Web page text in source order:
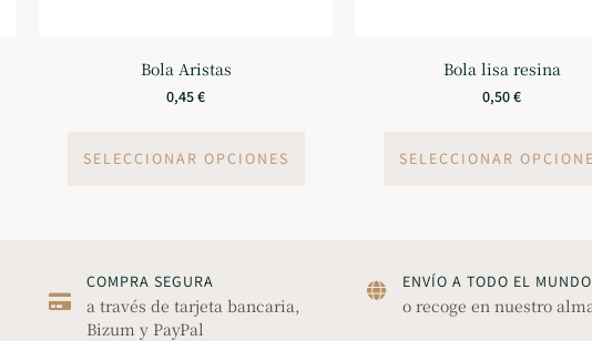
Bola Aristas
0,45€
SELECCIONAR OPCIONES
Bola lisa resina
0,50€
SELECCIONAR
COMPRA SEGURA
a través de tarjeta bancaria,
Bizum y PayPal
ENVÍO A TODO EL MUNDO
o recoge en nuestro